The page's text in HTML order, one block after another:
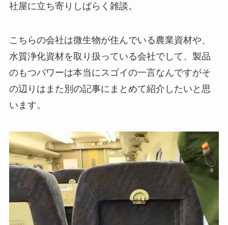
社屋に立ち寄りしばらく雑談。
こちらの会社は微生物が住んでいる農業資材や、
水質浄化資材を取り扱っている会社でして、製品
のもつパワーは本当にスゴイの一言なんですがそ
の辺りはまた別の記事にまとめて紹介したいと思
います。